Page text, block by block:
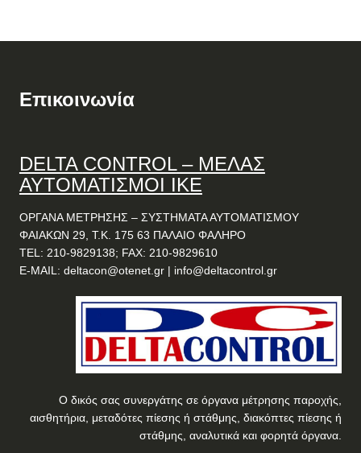
Επικοινωνία
DELTA CONTROL– ΜΕΛΑΣ
ΑΥΤΟΜΑΤΙΣΜΟΙ ΙΚΕ
ΟΡΓΑΝΑ ΜΕΤΡΗΣΗΣ – ΣΥΣΤΗΜΑΤΑ ΑΥΤΟΜΑΤΙΣΜΟΥ
ΦΑΙΑΚΩΝ 29, Τ.Κ. 175 63 ΠΑΛΑΙΟ ΦΑΛΗΡΟ
TEL: 210-9829138; FAX: 210-9829610
E-MAIL: deltacon@otenet.gr| info@deltacontrol.gr
Ο δικός σας συνεργάτης σε όργανα μέτρησης παροχής,
αισθητήρια, μεταδότες πίεσης ή στάθμης, διακόπτες πίεσης ή
στάθμης, αναλυτικά και φορητά όργανα.